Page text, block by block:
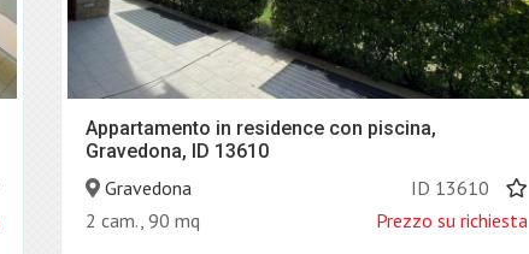
Appartamento in residence con piscina,
Gravedona, ID 13610
Gravedona
ID 13610
2 cam., 90 mq
Prezzo su richiesta